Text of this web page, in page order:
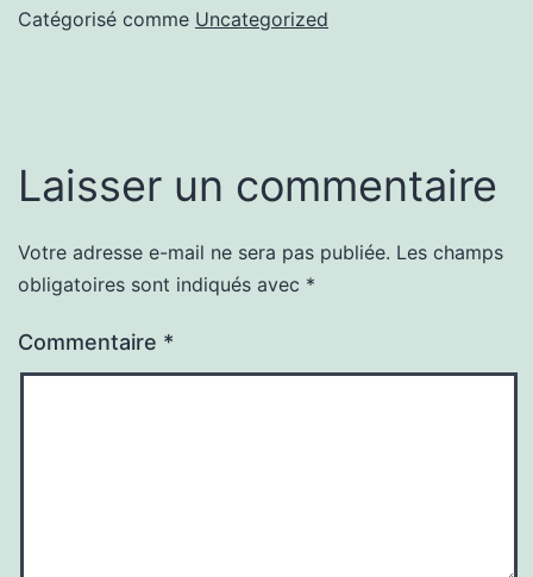
Catégorisé comme Uncategorized
Laisser un commentaire
Votre adresse e-mail ne sera pas publiée. Les champs
obligatoires sont indiqués avec *
Commentaire *